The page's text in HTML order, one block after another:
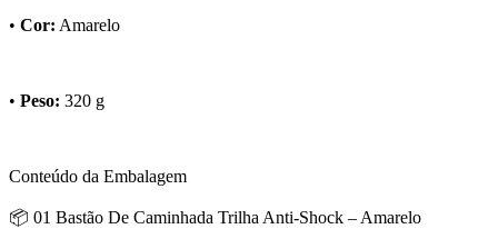
• Cor: Amarelo
• Peso: 320 g
Conteúdo da Embalagem
📦 01 Bastão De Caminhada Trilha Anti-Shock – Amarelo